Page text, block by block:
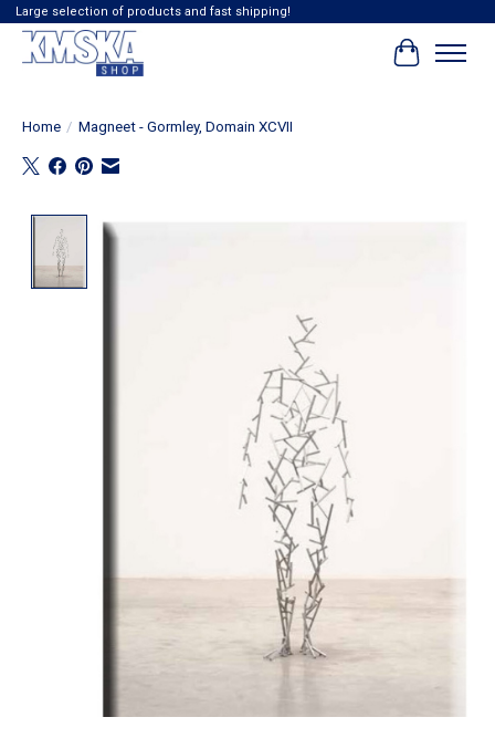
Large selection of products and fast shipping!
Home / Magneet - Gormley, Domain XCVII
Product image slideshow Items